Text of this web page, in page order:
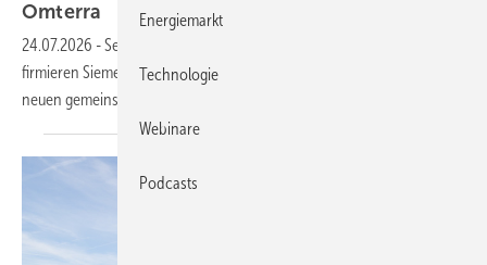
Omterra
24.07.2026 -Sechs Jahre nach der Trennung vom Siemens-Konzern
firmieren Siemens Energy und Siemens Gamesa künftig unter einem
neuen gemeinsamen
Energiemarkt
Technologie
Webinare
Podcasts